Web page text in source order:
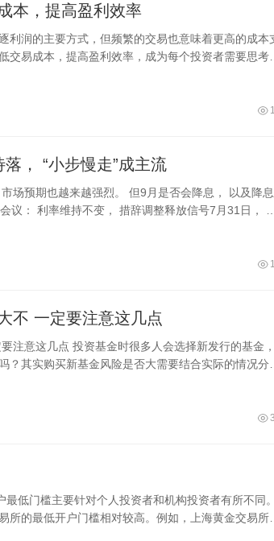
本，提高盈利效率
利润的主要方式，但频繁的交易也意味着更高的成本
交易成本，提高盈利效率，成为每个投资者需要思考的
， “小步慢走”成主流
场预期也越来越强烈。 但9月是否会降息， 以及降
议： 利率维持不变， 措辞调整释放信号7月31日， 美
买新发行的基金风险大不 一定要注意这几点
？其实购买新基金风险是否大需要结合实际的情况分
最低门槛主要针对个人投资者和机构投资者有所不同。
所的最低开户门槛相对较高。例如，上海黄金交易所的